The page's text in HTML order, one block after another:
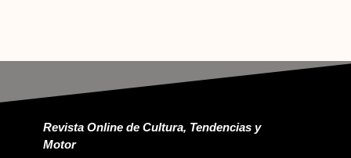
Revista Online de Cultura, Tendencias y
Motor